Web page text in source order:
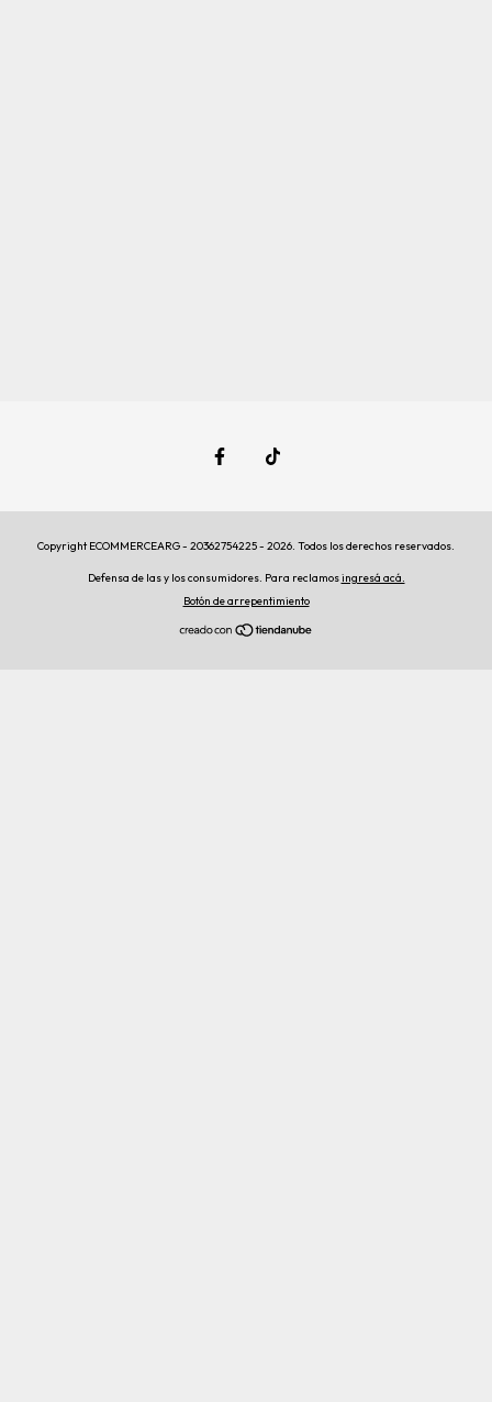
Copyright ECOMMERCEARG - 20362754225 - 2026. Todos los derechos reservados.
Defensa de las y los consumidores. Para reclamosingresá acá.
Botón de arrepentimiento